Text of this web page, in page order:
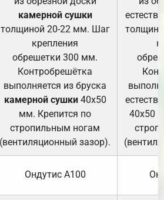
камерной сушки
толщиной 20-22 мм. Шаг
крепления
обрешетки 300 мм.
Контробрешётка
выполняется из бруска
камерной сушки40х50
мм. Крепится по
стропильным ногам
(вентиляционный зазор).
40х50
Ондутис А100